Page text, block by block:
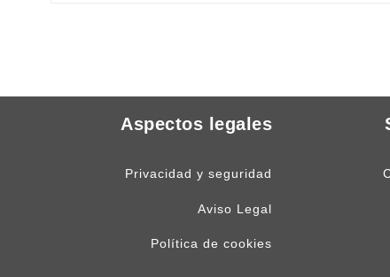
Aspectos legales
Privacidad y seguridad
Aviso Legal
Política de cookies